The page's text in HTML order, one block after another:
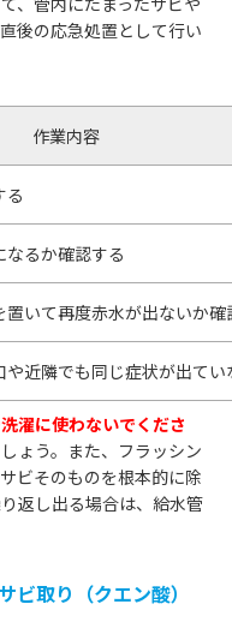
後の応急処置として行い
作業内容
る
るか確認する
いて再度赤水が出ないか確
近隣でも同じ症状が出て
濯に使わないでくださ
ょう。また、フラッシン
ビそのものを根本的に除
返し出る場合は、給水管
取り（クエン酸）